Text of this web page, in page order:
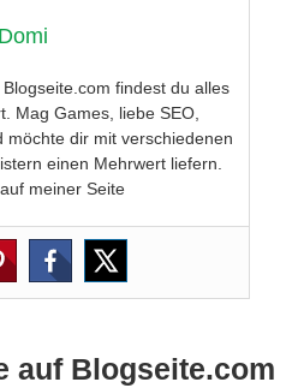
Domi
Blogseite.com findest du alles
Mag Games, liebe SEO,
möchte dir mit verschiedenen
einen Mehrwert liefern.
meiner Seite
auf Blogseite.com